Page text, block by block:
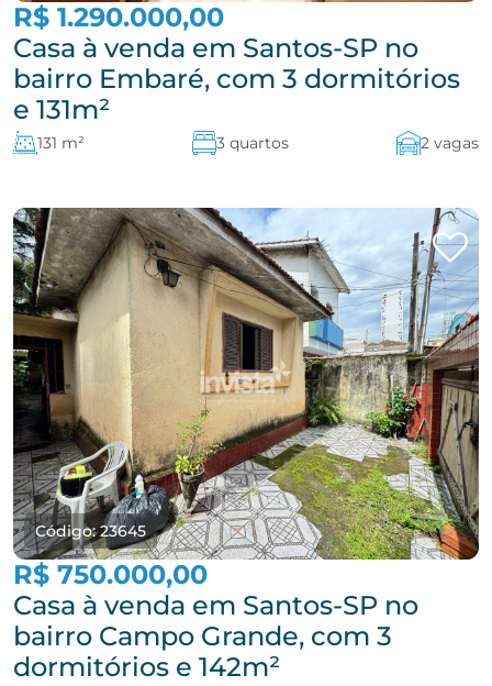
R$ 1.290.000,00
Casa à venda em Santos-SP no
bairro Embaré, com 3 dormitórios
e 131m²
131 m² 3 quartos 2 vagas
Código: 23645
R$ 750.000,00
Casa à venda em Santos-SP no
bairro Campo Grande, com 3
dormitórios e 142m²